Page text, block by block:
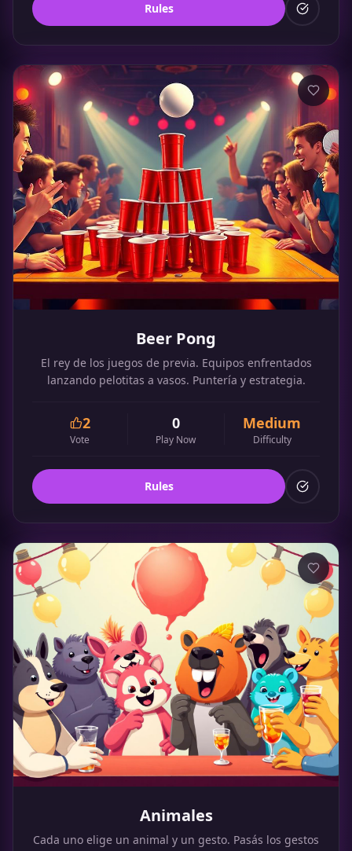
Rules
Beer Pong
El rey de los juegos de previa. Equipos enfrentados
lanzando pelotitas a vasos. Puntería y estrategia.
2
Vote
0
Play Now
Medium
Difficulty
Rules
Animales
Cada uno elige un animal y un gesto. Pasás los gestos